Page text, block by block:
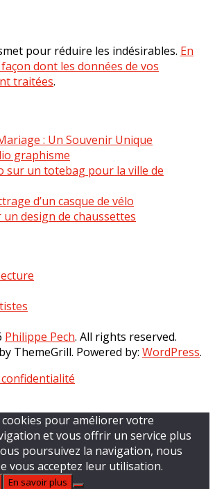
pour réduire les indésirables. En
dont les données de vos
traitées.
: Un Souvenir Unique
graphisme
sur un totebag pour la ville de
d’un casque de vélo
design de chaussettes
Philippe Pech. All rights reserved.
by ThemeGrill. Powered by: WordPress.
cookies pour améliorer votre
et vous offrir un service plus
poursuivez la navigation, nous
vous acceptez leur utilisation.
En savoir plus